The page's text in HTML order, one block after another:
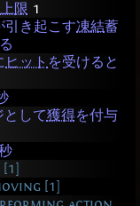
上限 1
引き起こす凍結蓄
ヒット を受けると
して獲得を付与
[1]